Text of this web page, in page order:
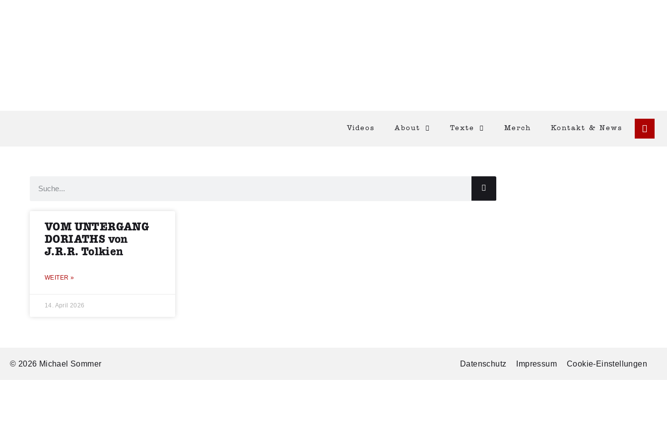
Videos About Texte Merch Kontakt & News
VOM UNTERGANG
DORIATHS von
J.R.R. Tolkien
WEITER »
14. April 2026
© 2026 Michael Sommer Datenschutz Impressum Cookie-Einstellungen